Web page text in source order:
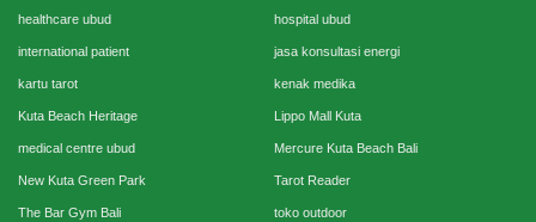
healthcare ubud hospital ubud
international patient jasa konsultasi energi
kartu tarot kenak medika
Kuta Beach Heritage Lippo Mall Kuta
medical centre ubud Mercure Kuta Beach Bali
New Kuta Green Park Tarot Reader
The Bar Gym Bali toko outdoor